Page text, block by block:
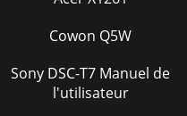
Cowon Q5W
Sony DSC-T7 Manuel de
l'utilisateur